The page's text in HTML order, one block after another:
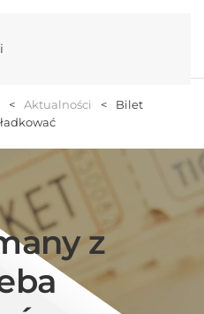
Aktualności
Bilet
z